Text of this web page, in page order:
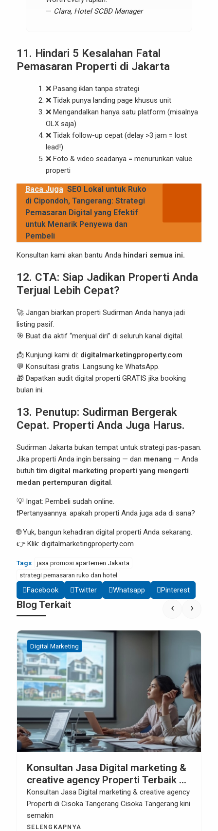
— Clara, Hotel SCBD Manager
11. Hindari 5 Kesalahan Fatal
Pemasaran Properti di Jakarta
❌ Pasang iklan tanpa strategi
❌ Tidak punya landing page khusus unit
❌ Mengandalkan hanya satu platform (misalnya
OLX saja)
❌ Tidak follow-up cepat (delay >3 jam = lost
lead!)
❌ Foto & video seadanya = menurunkan value
properti
Baca Juga SEO Lokal untuk Ruko
di Cipondoh, Tangerang: Strategi
Pemasaran Digital yang Efektif
untuk Menarik Penyewa dan
Pembeli
Konsultan kami akan bantu Anda hindari semua ini.
12. CTA: Siap Jadikan Properti Anda
Terjual Lebih Cepat?
🚀 Jangan biarkan properti Sudirman Anda hanya jadi
listing pasif.
🎯 Buat dia aktif “menjual diri” di seluruh kanal digital.
📩 Kunjungi kami di: digitalmarketingproperty.com
💬 Konsultasi gratis. Langsung ke WhatsApp.
🎁 Dapatkan audit digital properti GRATIS jika booking
bulan ini.
13. Penutup: Sudirman Bergerak
Cepat. Properti Anda Juga Harus.
Sudirman Jakarta bukan tempat untuk strategi pas-pasan.
Jika properti Anda ingin bersaing — dan menang — Anda
butuhtim digital marketing properti yang mengerti
medan pertempuran digital.
💡 Ingat: Pembeli sudah online.
❗️Pertanyaannya: apakah properti Anda juga ada di sana?
🌐 Yuk, bangun kehadiran digital properti Anda sekarang.
👉 Klik: digitalmarketingproperty.com
Tags
jasa promosi apartemen Jakarta
strategi pemasaran ruko dan hotel
Facebook Twitter Whatsapp Pinterest
Blog Terkait
Digital Marketing
Konsultan Jasa Digital marketing &
creative agency Properti Terbaik di
Cisoka Tangerang
Konsultan Jasa Digital marketing & creative agency
Properti di Cisoka Tangerang Cisoka Tangerang kini
semakin
SELENGKAPNYA
‹ ›